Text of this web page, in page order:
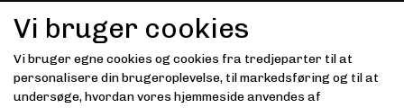
Handelsbetingelser
Datasikkerhed & Privatliv
Gavekort
Om Driver.dk
Kunde login
Vi bruger cookies
Vi bruger egne cookies og cookies fra tredjeparter til at
personalisere din brugeroplevelse, til markedsføring og til at
undersøge, hvordan vores hjemmeside anvendes af